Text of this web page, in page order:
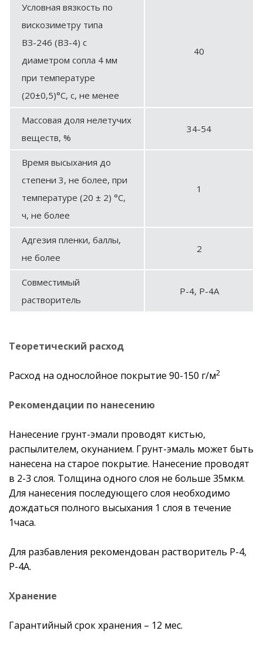
Условная вязкость по
вискозиметру типа
ВЗ-246 (ВЗ-4) с
диаметром сопла 4 мм
при температуре
(20±0,5)°С, с, не менее
40
Массовая доля нелетучих
веществ, %
34-54
Время высыхания до
степени 3, не более, при
температуре (20 ± 2) °С,
ч, не более
1
Адгезия пленки, баллы,
не более
2
Совместимый
растворитель
Р-4, Р-4А
Теоретический расход
Расход на однослойное покрытие 90-150 г/м2
Рекомендации по нанесению
Нанесение грунт-эмали проводят кистью,
распылителем, окунанием. Грунт-эмаль может быть
нанесена на старое покрытие. Нанесение проводят
в 2-3 слоя. Толщина одного слоя не больше 35мкм.
Для нанесения последующего слоя необходимо
дождаться полного высыхания 1 слоя в течение
1часа.
Для разбавления рекомендован растворитель Р-4,
Р-4А.
Хранение
Гарантийный срок хранения – 12 мес.